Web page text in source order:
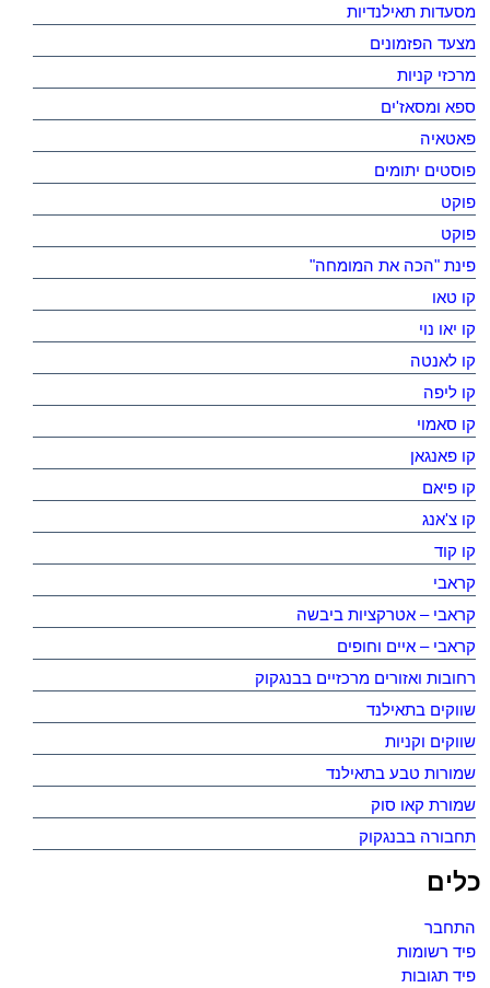
מסעדות תאילנדיות
מצעד הפזמונים
מרכזי קניות
ספא ומסאז'ים
פאטאיה
פוסטים יתומים
פוקט
פוקט
פינת "הכה את המומחה"
קו טאו
קו יאו נוי
קו לאנטה
קו ליפה
קו סאמוי
קו פאנגאן
קו פיאם
קו צ'אנג
קו קוד
קראבי
קראבי – אטרקציות ביבשה
קראבי – איים וחופים
רחובות ואזורים מרכזיים בבנגקוק
שווקים בתאילנד
שווקים וקניות
שמורות טבע בתאילנד
שמורת קאו סוק
תחבורה בבנגקוק
כלים
התחבר
פיד רשומות
פיד תגובות